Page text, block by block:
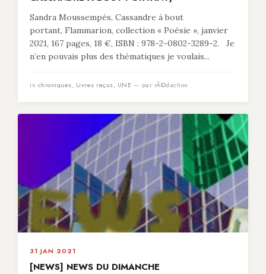
Sandra Moussempès, Cassandre à bout
portant, Flammarion, collection « Poésie », janvier
2021, 167 pages, 18 €, ISBN : 978-2-0802-3289-2. Je
n’en pouvais plus des thématiques je voulais...
in chroniques, Livres reçus, UNE — par rÃ©daction
31 JAN 2021
[NEWS] NEWS DU DIMANCHE